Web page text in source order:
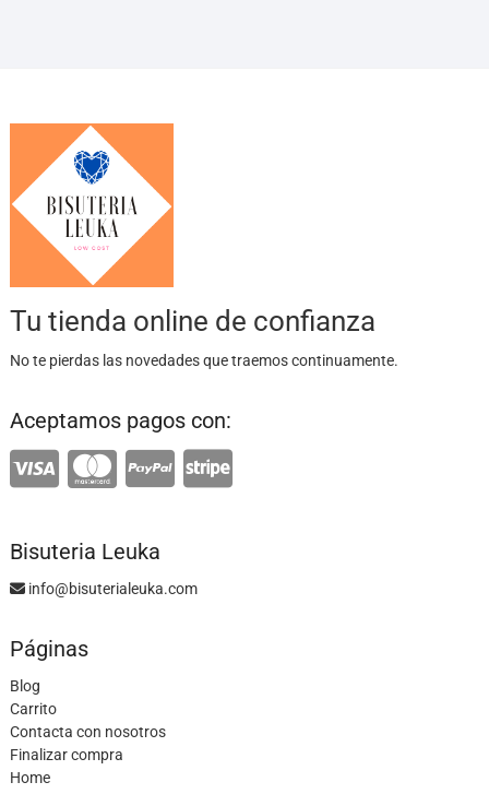
Tu tienda online de confianza
No te pierdas las novedades que traemos continuamente.
Aceptamos pagos con:
Bisuteria Leuka
info@bisuterialeuka.com
Páginas
Blog
Carrito
Contacta con nosotros
Finalizar compra
Home